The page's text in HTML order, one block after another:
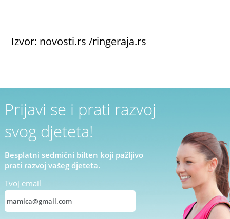
Izvor: novosti.rs /ringeraja.rs
Prijavi se i prati razvoj
svog djeteta!
Besplatni sedmični bilten koji pažljivo
prati razvoj vašeg djeteta.
Tvoj email